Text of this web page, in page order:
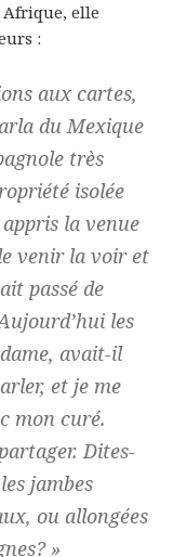
elle
:
aux cartes,
du Mexique
très
isolée
la venue
venir la voir et
passé de
les
avait-il
et je me
mon curé.
Dites-
jambes
ou allongées
»